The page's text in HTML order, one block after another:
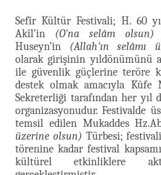
Sefîr Kültür Festivali; H. 60
Akîl’in (O'na selâm olsun)
Huseyn’in (Allah'ın selâmı
olarak girişinin yıldönümünü
ile güvenlik güçlerine teröre
destek olmak amacıyla Kûfe
Sekreterliği tarafından her
organizasyonudur. Festivalde
temsil edilen Mukaddes
üzerine olsun) Türbesi;
törenine kadar festival
kültürel etkinliklere